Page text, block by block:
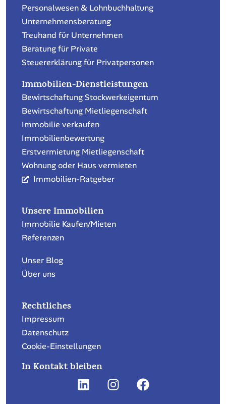
Personalwesen & Lohnbuchhaltung
Unternehmensberatung
Treuhand für Unternehmen
Beratung für Private
Steuererklärung für Privatpersonen
Immobilien-Dienstleistungen
Bewirtschaftung Stockwerkeigentum
Bewirtschaftung Mietliegenschaft
Immobilie verkaufen
Immobilienbewertung
Erstvermietung Mietliegenschaft
Wohnung oder Haus vermieten
Immobilien-Ratgeber
Unsere Immobilien
Immobilie Kaufen/Mieten
Referenzen
Unser Blog
Über uns
Rechtliches
Impressum
Datenschutz
Cookie-Einstellungen
In Kontakt bleiben